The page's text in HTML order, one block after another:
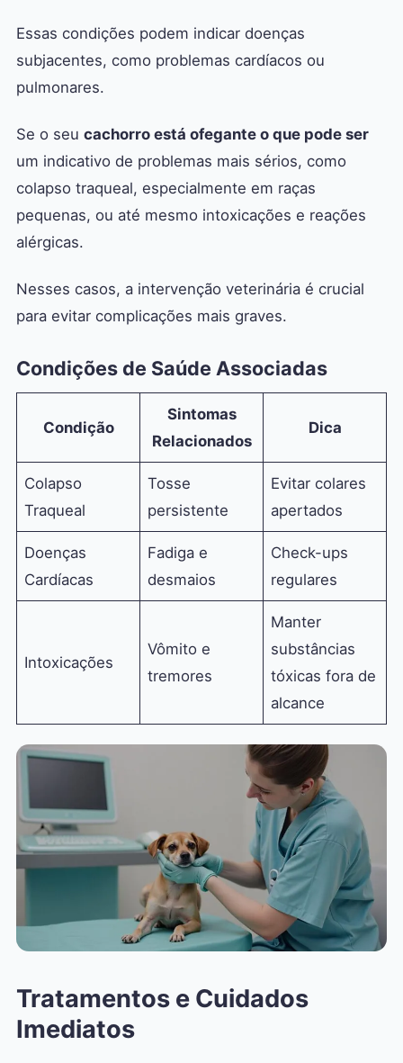
Essas condições podem indicar doenças
subjacentes, como problemas cardíacos ou
pulmonares.
Se o seu cachorro está ofegante o que pode ser
um indicativo de problemas mais sérios, como
colapso traqueal, especialmente em raças
pequenas, ou até mesmo intoxicações e reações
alérgicas.
Nesses casos, a intervenção veterinária é crucial
para evitar complicações mais graves.
Condições de Saúde Associadas
Condição
Sintomas
Relacionados
Dica
Colapso
Traqueal
Tosse
persistente
Evitar colares
apertados
Doenças
Cardíacas
Fadiga e
desmaios
Check-ups
regulares
Intoxicações
Vômito e
tremores
Manter
substâncias
tóxicas fora de
alcance
Tratamentos e Cuidados
Imediatos